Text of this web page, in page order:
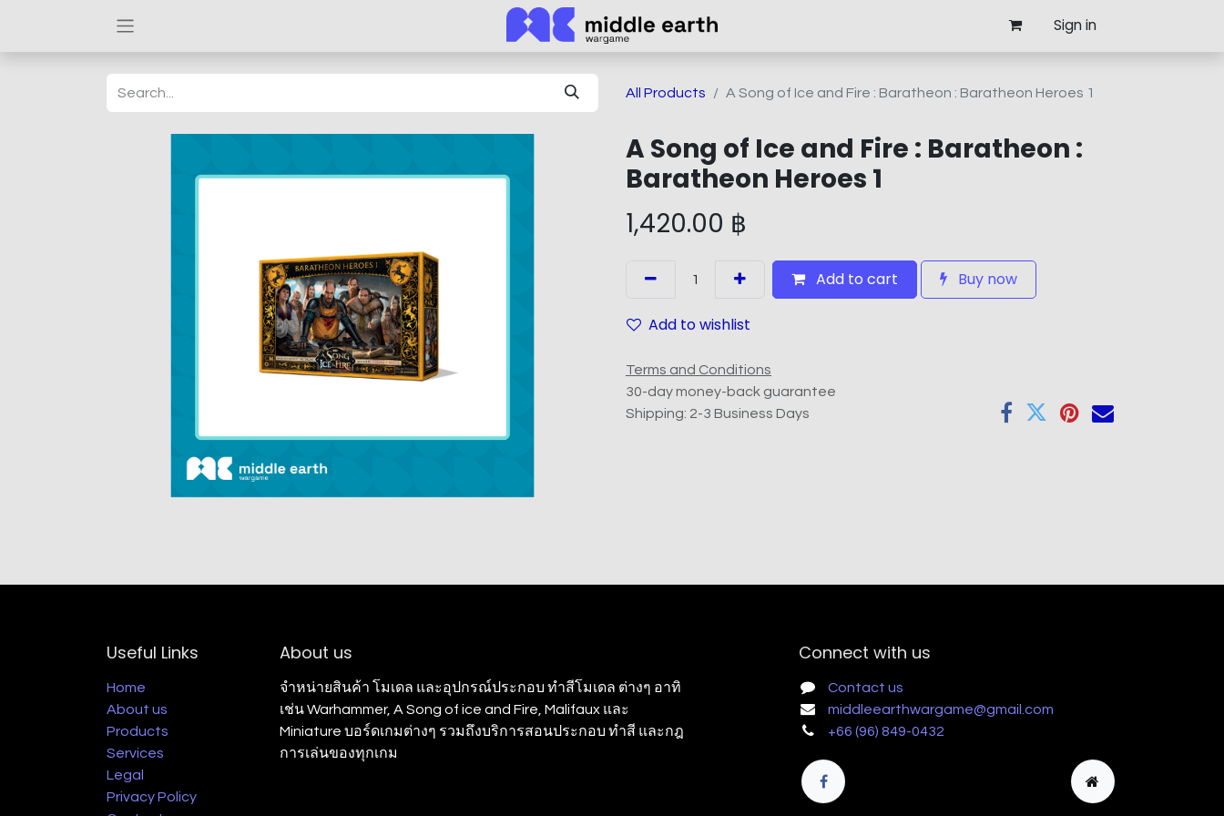
Sign in
All Products A Song of Ice and Fire : Baratheon : Baratheon Heroes 1
A Song of Ice and Fire : Baratheon :
Baratheon Heroes 1
1,420.00 ฿
Add to cart Buy now
Add to wishlist
Terms and Conditions
30-day money-back guarantee
Shipping: 2-3 Business Days
Useful Links
Home
About us
Products
Services
Legal
Privacy Policy
About us
จำหน่ายสินค้า โมเดล และอุปกรณ์ประกอบ ทำสีโมเดล ต่างๆ อาทิ
เช่น Warhammer, A Song of ice and Fire, Malifaux และ
Miniature บอร์ดเกมต่างๆ รวมถึงบริการสอนประกอบ ทำสี และกฎ
การเล่นของทุกเกม
Connect with us
Contact us
middleearthwargame@gmail.com
+66 (96) 849-0432